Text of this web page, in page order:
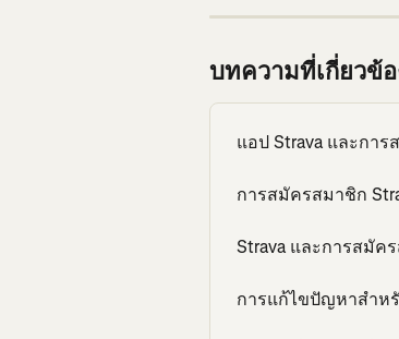
บทความที่เกี่ยวข้
แอป Strava และกา
การสมัครสมาชิก
Strava และการสมัค
การแก้ไขปัญหาสำห